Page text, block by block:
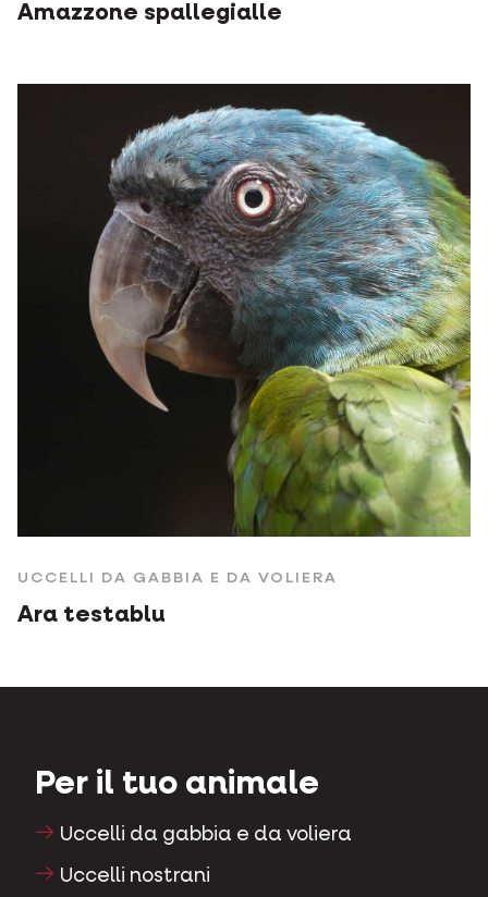
Amazzone spallegialle
UCCELLI DA GABBIA E DA VOLIERA
Ara testablu
Per il tuo animale
Uccelli da gabbia e da voliera
Uccelli nostrani